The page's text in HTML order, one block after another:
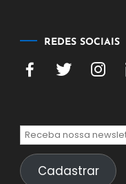
2026
REDES SOCIAIS
Cadastrar